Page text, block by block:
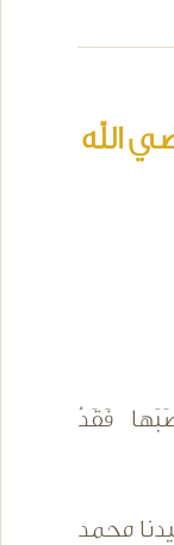
الله
فَقَدْ
محمد